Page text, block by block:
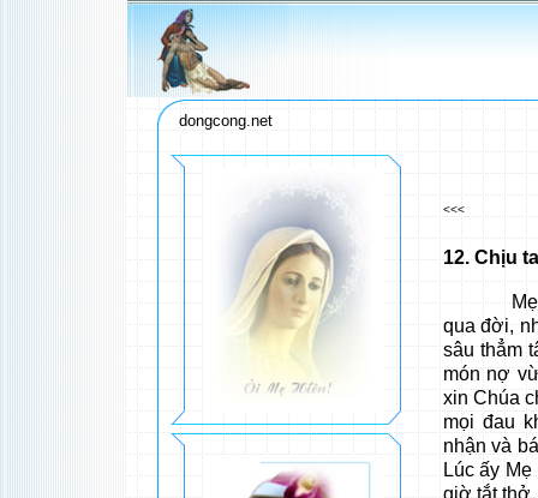
dongcong.net
<<<
12. Chịu
Mẹ rất
qua đời,
sâu thẳm
món nợ
xin Chúa
mọi đau
nhận và
Lúc ấy
giờ tắt thở.